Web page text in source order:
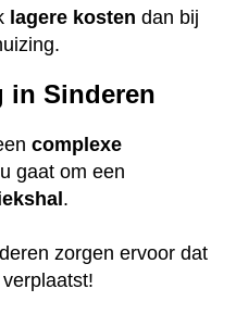
lagere kosten dan bij
in Sinderen
complexe
gaat om een
.
zorgen ervoor dat